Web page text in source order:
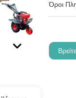
Όροι